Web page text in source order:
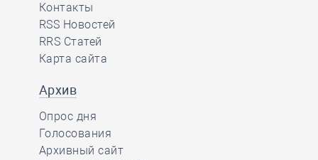
Контакты
RSS Новостей
RRS Статей
Карта сайта
Архив
Опрос дня
Голосования
Архивный сайт